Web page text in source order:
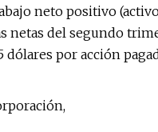
neto positivo
netas del segundo
por acción